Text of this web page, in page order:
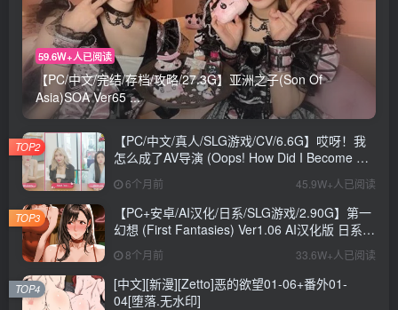
59.6W+人已阅读
【PC/中文/完结/存档/攻略/27.3G】亚洲之子(Son Of
Asia)SOA Ver65 ...
【PC/中文/真人/SLG游戏/CV/6.6G】哎呀！我
怎么成了AV导演 (Oops! How Did I Become An
AV Director?) Ver0.1.1 中文版+真人SLG游戏
+CV+6.6G
6个月前 45.9W+人已阅读
TOP2
【PC+安卓/AI汉化/日系/SLG游戏/2.90G】第一
幻想 (First Fantasies) Ver1.06 AI汉化版 日系
SLG游戏+2.90G
8个月前 33.6W+人已阅读
TOP3
[中文][新漫][Zetto]恶的欲望01-06+番外01-
04[堕落.无水印]
TOP4